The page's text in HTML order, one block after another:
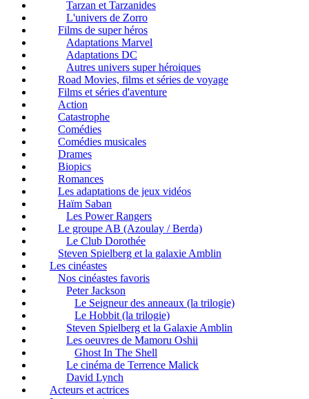
Tarzan et Tarzanides
L'univers de Zorro
Films de super héros
Adaptations Marvel
Adaptations DC
Autres univers super héroiques
Road Movies, films et séries de voyage
Films et séries d'aventure
Action
Catastrophe
Comédies
Comédies musicales
Drames
Biopics
Romances
Les adaptations de jeux vidéos
Haïm Saban
Les Power Rangers
Le groupe AB (Azoulay / Berda)
Le Club Dorothée
Steven Spielberg et la galaxie Amblin
Les cinéastes
Nos cinéastes favoris
Peter Jackson
Le Seigneur des anneaux (la trilogie)
Le Hobbit (la trilogie)
Steven Spielberg et la Galaxie Amblin
Les oeuvres de Mamoru Oshii
Ghost In The Shell
Le cinéma de Terrence Malick
David Lynch
Acteurs et actrices